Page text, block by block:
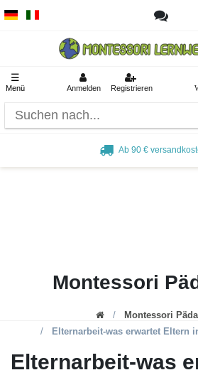
☰
Menü Anmelden Registrieren
Ab 90 €
Montessori
Montessori
Elternarbeit-was erwartet Eltern
Elternarbeit-was